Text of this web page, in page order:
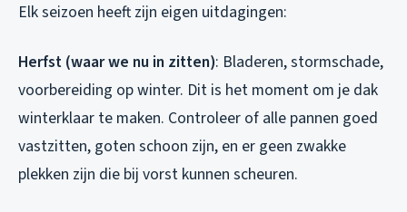
Elk seizoen heeft zijn eigen uitdagingen:
Herfst (waar we nu in zitten): Bladeren, stormschade,
voorbereiding op winter. Dit is het moment om je dak
winterklaar te maken. Controleer of alle pannen goed
vastzitten, goten schoon zijn, en er geen zwakke
plekken zijn die bij vorst kunnen scheuren.